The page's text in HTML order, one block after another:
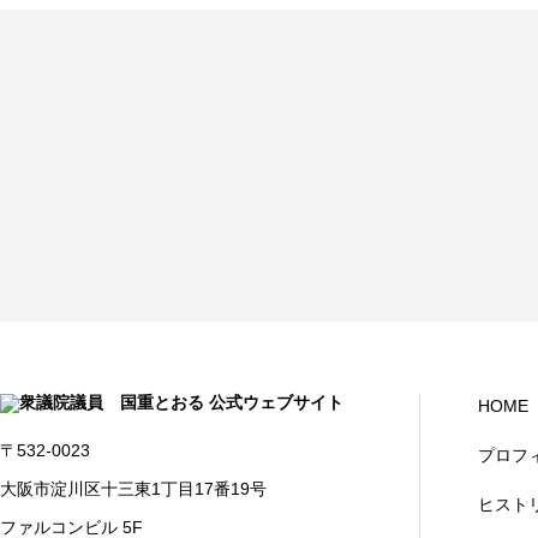
〒532-0023
大阪市淀川区十三東1丁目17番19号
ファルコンビル 5F
HOME
プロフ
ヒスト